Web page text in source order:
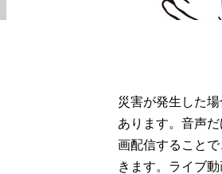
災害が発生した
あります。音声
画配信すること
きます。ライブ